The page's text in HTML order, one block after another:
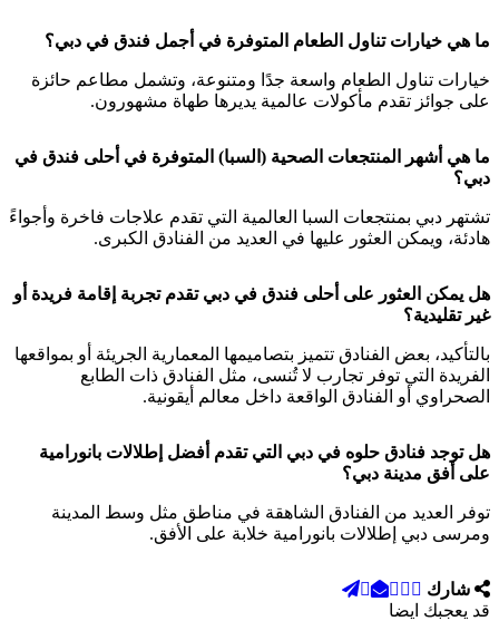
ما هي خيارات تناول الطعام المتوفرة في أجمل فندق في دبي؟
خيارات تناول الطعام واسعة جدًا ومتنوعة، وتشمل مطاعم حائزة
على جوائز تقدم مأكولات عالمية يديرها طهاة مشهورون.
ما هي أشهر المنتجعات الصحية (السبا) المتوفرة في أحلى فندق في
دبي؟
تشتهر دبي بمنتجعات السبا العالمية التي تقدم علاجات فاخرة وأجواءً
هادئة، ويمكن العثور عليها في العديد من الفنادق الكبرى.
هل يمكن العثور على أحلى فندق في دبي تقدم تجربة إقامة فريدة أو
غير تقليدية؟
بالتأكيد، بعض الفنادق تتميز بتصاميمها المعمارية الجريئة أو بمواقعها
الفريدة التي توفر تجارب لا تُنسى، مثل الفنادق ذات الطابع
الصحراوي أو الفنادق الواقعة داخل معالم أيقونية.
هل توجد فنادق حلوه في دبي التي تقدم أفضل إطلالات بانورامية
على أفق مدينة دبي؟
توفر العديد من الفنادق الشاهقة في مناطق مثل وسط المدينة
ومرسى دبي إطلالات بانورامية خلابة على الأفق.
شارك
قد يعجبك ايضا